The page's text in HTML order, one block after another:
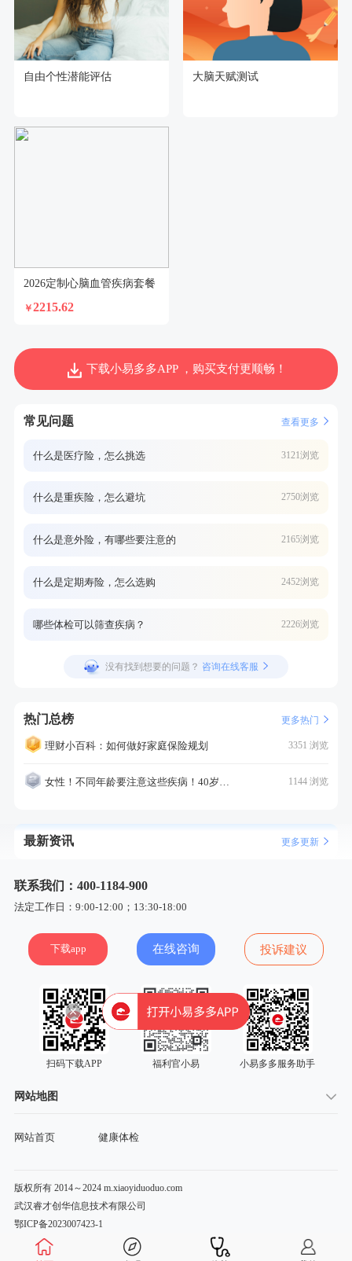
自由个性潜能评估 大脑天赋测试
2026定制心脑血管疾病套餐
￥2215.62
下载小易多多APP ，购买支付更顺畅！
常见问题 查看更多
什么是医疗险，怎么挑选 3121浏览
什么是重疾险，怎么避坑 2750浏览
什么是意外险，有哪些要注意的 2165浏览
什么是定期寿险，怎么选购 2452浏览
哪些体检可以筛查疾病？ 2226浏览
没有找到想要的问题？ 咨询在线客服
热门总榜 更多热门
理财小百科：如何做好家庭保险规划 3351 浏览
女性！不同年龄要注意这些疾病！40岁的这个疾病最需要注意！ 1144 浏览
最新资讯 更多更新
联系我们：400-1184-900
法定工作日：9:00-12:00；13:30-18:00
下载app 在线咨询 投诉建议
扫码下载APP 福利官小易 小易多多服务助手
网站地图
网站首页 健康体检
版权所有 2014～2024 m.xiaoyiduoduo.com
武汉睿才创华信息技术有限公司
鄂ICP备2023007423-1